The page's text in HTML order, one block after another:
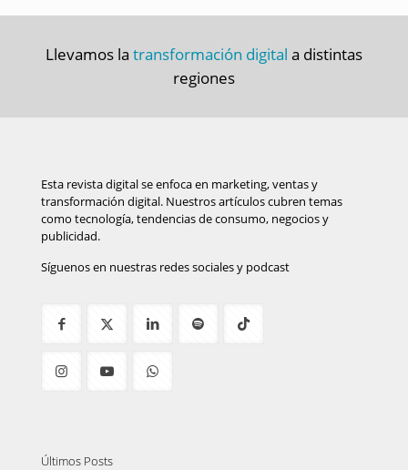
Llevamos la transformación digital a distintas
regiones
Esta revista digital se enfoca en marketing, ventas y
transformación digital. Nuestros artículos cubren temas
como tecnología, tendencias de consumo, negocios y
publicidad.
Síguenos en nuestras redes sociales y podcast
Últimos Posts